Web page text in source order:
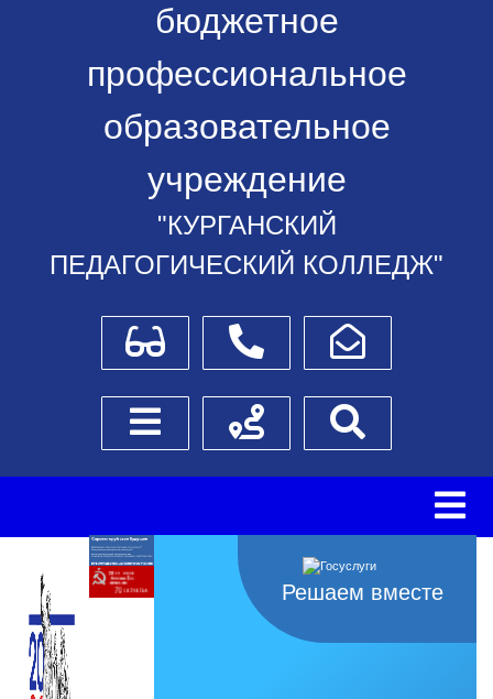
бюджетное
профессиональное
образовательное
учреждение
"КУРГАНСКИЙ
ПЕДАГОГИЧЕСКИЙ КОЛЛЕДЖ"
Для слабовидящихТелефоныНаписать обращение
Боковое менюСхема проезда
Решаем вместе